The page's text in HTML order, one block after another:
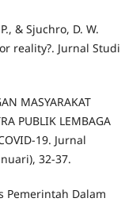
& Sjuchro, D. W.
reality?. Jurnal Studi
MASYARAKAT
PUBLIK LEMBAGA
19. Jurnal
32-37.
Pemerintah Dalam